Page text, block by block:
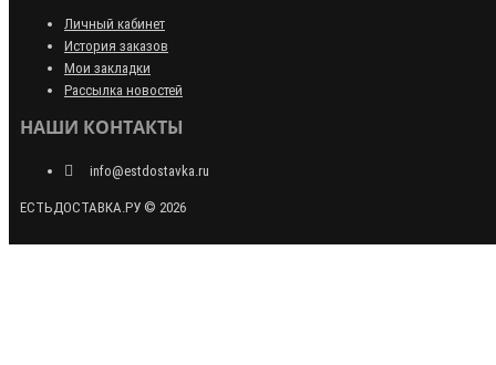
Личный кабинет
История заказов
Мои закладки
Рассылка новостей
НАШИ КОНТАКТЫ
info@estdostavka.ru
ЕСТЬДОСТАВКА.РУ © 2026